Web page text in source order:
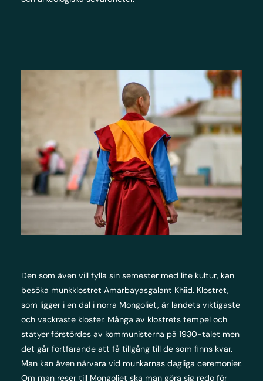
Den som även vill fylla sin semester med lite kultur, kan
besöka munkklostret Amarbayasgalant Khiid. Klostret,
som ligger i en dal i norra Mongoliet, är landets viktigaste
och vackraste kloster. Många av klostrets tempel och
statyer förstördes av kommunisterna på 1930-talet men
det går fortfarande att få tillgång till de som finns kvar.
Man kan även närvara vid munkarnas dagliga ceremonier.
Om man reser till Mongoliet ska man göra sig redo för